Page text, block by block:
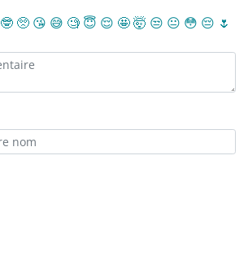
🤓 🥺 😘 😅 🧐 😇 😌 🤩🤯 😒 😐 😳 😔 🌷